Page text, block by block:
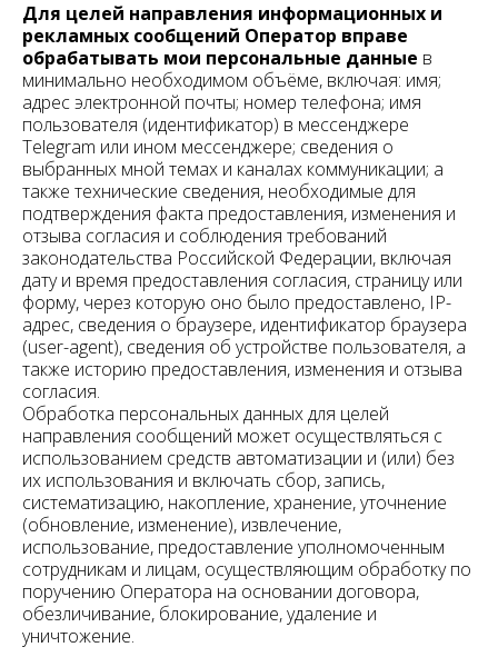
Для целей направления информационных и
рекламных сообщений Оператор вправе
обрабатывать мои персональные данные в
минимально необходимом объёме, включая: имя;
адрес электронной почты; номер телефона; имя
пользователя (идентификатор) в мессенджере
Telegram или ином мессенджере; сведения о
выбранных мной темах и каналах коммуникации; а
также технические сведения, необходимые для
подтверждения факта предоставления, изменения и
отзыва согласия и соблюдения требований
законодательства Российской Федерации, включая
дату и время предоставления согласия, страницу или
форму, через которую оно было предоставлено, IP-
адрес, сведения о браузере, идентификатор браузера
(user-agent), сведения об устройстве пользователя, а
также историю предоставления, изменения и отзыва
согласия.
Обработка персональных данных для целей
направления сообщений может осуществляться с
использованием средств автоматизации и (или) без
их использования и включать сбор, запись,
систематизацию, накопление, хранение, уточнение
(обновление, изменение), извлечение,
использование, предоставление уполномоченным
сотрудникам и лицам, осуществляющим обработку по
поручению Оператора на основании договора,
обезличивание, блокирование, удаление и
уничтожение.